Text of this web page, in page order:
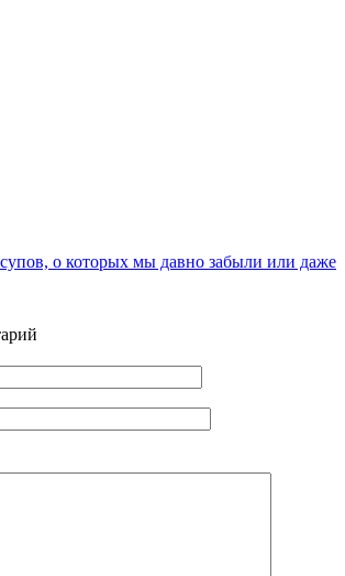
о которых мы давно забыли или даже